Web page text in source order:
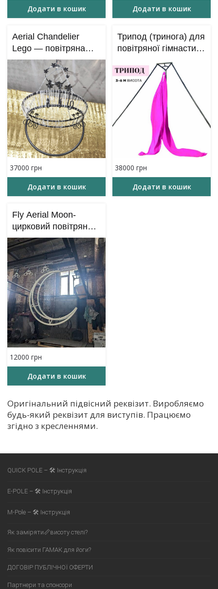
Додати в кошик Додати в кошик
Aerial Chandelier
Lego — повітряна
люстра розбірна
37000 грн
Додати в кошик
Трипод (тринога) для
повітряної гімнастики
(висота 3 м – 6 м)
38000 грн
Додати в кошик
Fly Aerial Moon-
цирковий повітряний
реквізит “Місяць”
12000 грн
Додати в кошик
Оригінальний підвісний реквізит. Виробляємо
будь-який реквізит для виступів. Працюємо
згідно з кресленнями.
QUICK POLE – 🛠 Інструкція
E-POLE – 🛠 Інструкція
M-Pole – 🛠 Інструкція
Як заміряти📏висоту стелі?
Як повісити ГАМАК для йоги?
ДОГОВІР ПУБЛІЧНОЇ ОФЕРТИ
Партнери та спонсори